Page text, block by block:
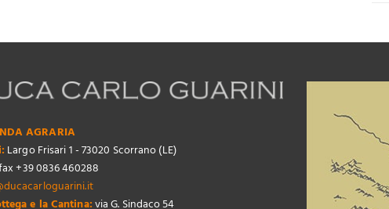
AGRARIA
Largo Frisari 1 - 73020 Scorrano (LE)
+39 0836 460288
e la Cantina:via G. Sindaco 54